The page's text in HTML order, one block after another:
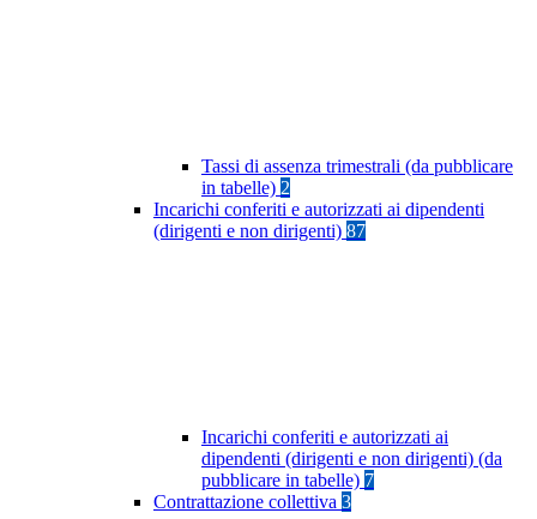
Tassi di assenza trimestrali (da pubblicare
in tabelle) 2
Incarichi conferiti e autorizzati ai dipendenti
(dirigenti e non dirigenti) 87
Incarichi conferiti e autorizzati ai
dipendenti (dirigenti e non dirigenti) (da
pubblicare in tabelle) 7
Contrattazione collettiva 3